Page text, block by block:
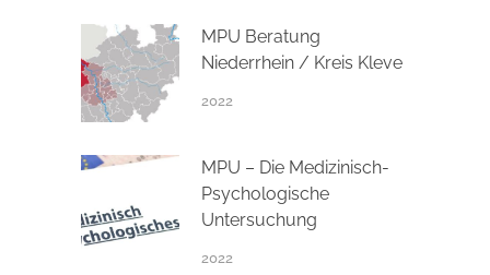
MPU Beratung
Niederrhein / Kreis Kleve
2022
MPU – Die Medizinisch-
Psychologische
Untersuchung
2022